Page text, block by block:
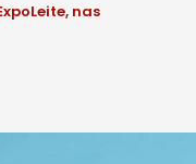
nas